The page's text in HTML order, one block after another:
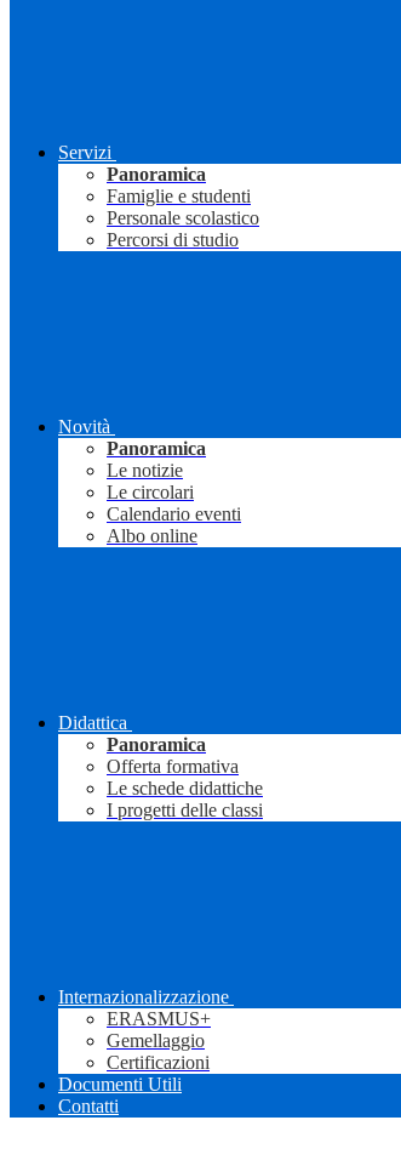
Servizi
Panoramica
Famiglie e studenti
Personale scolastico
Percorsi di studio
Novità
Panoramica
Le notizie
Le circolari
Calendario eventi
Albo online
Didattica
Panoramica
Offerta formativa
Le schede didattiche
I progetti delle classi
Internazionalizzazione
ERASMUS+
Gemellaggio
Certificazioni
Documenti Utili
Contatti